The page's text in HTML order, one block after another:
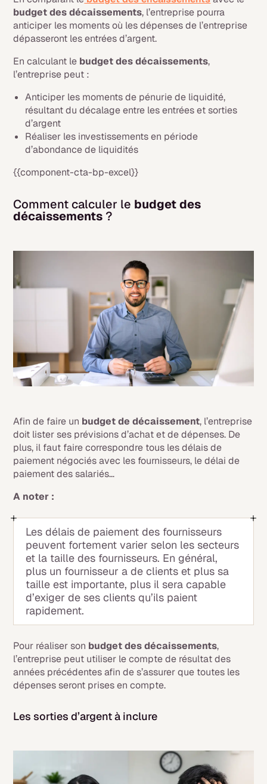
budget des décaissements, l’entreprise pourra
anticiper les moments où les dépenses de l’entreprise
dépasseront les entrées d’argent.
En calculant le budget des décaissements,
l’entreprise peut :
Anticiper les moments de pénurie de liquidité,
résultant du décalage entre les entrées et sorties
d’argent
Réaliser les investissements en période
d’abondance de liquidités
{{component-cta-bp-excel}}
Comment calculer le budget des
décaissements ?
Afin de faire un budget de décaissement, l’entreprise
doit lister ses prévisions d’achat et de dépenses. De
plus, il faut faire correspondre tous les délais de
paiement négociés avec les fournisseurs, le délai de
paiement des salariés…
A noter :
Les délais de paiement des fournisseurs
peuvent fortement varier selon les secteurs
et la taille des fournisseurs. En général,
plus un fournisseur a de clients et plus sa
taille est importante, plus il sera capable
d’exiger de ses clients qu’ils paient
rapidement.
Pour réaliser son budget des décaissements,
l’entreprise peut utiliser le compte de résultat des
années précédentes afin de s’assurer que toutes les
dépenses seront prises en compte.
Les sorties d’argent à inclure